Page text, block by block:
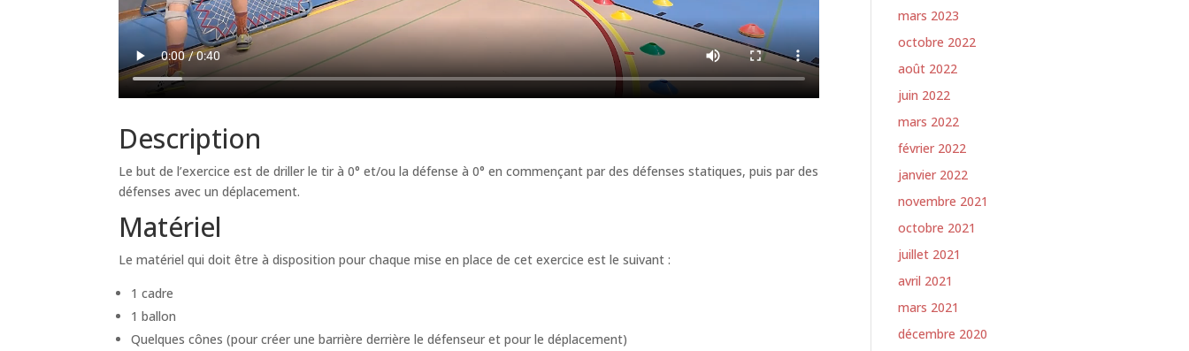
Description
Le but de l’exercice est de driller le tir à 0° et/ou la défense à 0° en commençant par des défenses statiques, puis par des
défenses avec un déplacement.
Matériel
Le matériel qui doit être à disposition pour chaque mise en place de cet exercice est le suivant :
1 cadre
1 ballon
Quelques cônes (pour créer une barrière derrière le défenseur et pour le déplacement)
mars 2023
octobre 2022
août 2022
juin 2022
mars 2022
février 2022
janvier 2022
novembre 2021
octobre 2021
juillet 2021
avril 2021
mars 2021
décembre 2020